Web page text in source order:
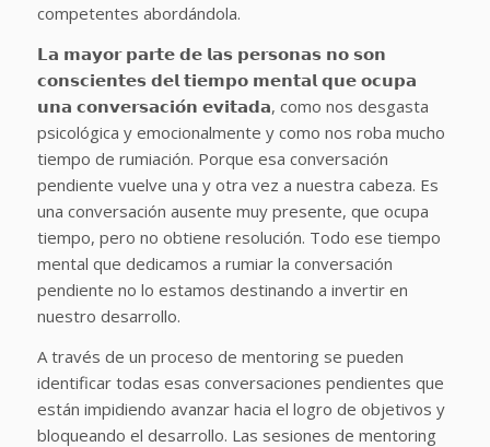
competentes abordándola.
𝗟𝗮 𝗺𝗮𝘆𝗼𝗿 𝗽𝗮𝗿𝘁𝗲 𝗱𝗲 𝗹𝗮𝘀 𝗽𝗲𝗿𝘀𝗼𝗻𝗮𝘀 𝗻𝗼 𝘀𝗼𝗻
𝗰𝗼𝗻𝘀𝗰𝗶𝗲𝗻𝘁𝗲𝘀 𝗱𝗲𝗹 𝘁𝗶𝗲𝗺𝗽𝗼 𝗺𝗲𝗻𝘁𝗮𝗹 𝗾𝘂𝗲 𝗼𝗰𝘂𝗽𝗮
𝘂𝗻𝗮 𝗰𝗼𝗻𝘃𝗲𝗿𝘀𝗮𝗰𝗶𝗼́𝗻 𝗲𝘃𝗶𝘁𝗮𝗱𝗮, como nos desgasta
psicológica y emocionalmente y como nos roba mucho
tiempo de rumiación. Porque esa conversación
pendiente vuelve una y otra vez a nuestra cabeza. Es
una conversación ausente muy presente, que ocupa
tiempo, pero no obtiene resolución. Todo ese tiempo
mental que dedicamos a rumiar la conversación
pendiente no lo estamos destinando a invertir en
nuestro desarrollo.
A través de un proceso de mentoring se pueden
identificar todas esas conversaciones pendientes que
están impidiendo avanzar hacia el logro de objetivos y
bloqueando el desarrollo. Las sesiones de mentoring